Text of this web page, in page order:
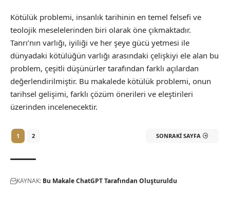
Kötülük problemi, insanlık tarihinin en temel felsefi ve
teolojik meselelerinden biri olarak öne çıkmaktadır.
Tanrı’nın varlığı, iyiliği ve her şeye gücü yetmesi ile
dünyadaki kötülüğün varlığı arasındaki çelişkiyi ele alan bu
problem, çeşitli düşünürler tarafından farklı açılardan
değerlendirilmiştir. Bu makalede kötülük problemi, onun
tarihsel gelişimi, farklı çözüm önerileri ve eleştirileri
üzerinden incelenecektir.
1 2 SONRAKI SAYFA
KAYNAK: Bu Makale ChatGPT Tarafından Oluşturuldu